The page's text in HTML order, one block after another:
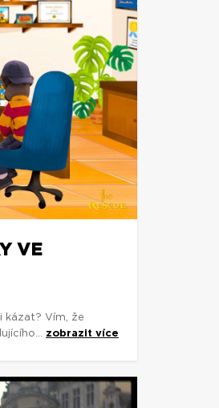
VE
kázat? Vím, že
zobrazit více